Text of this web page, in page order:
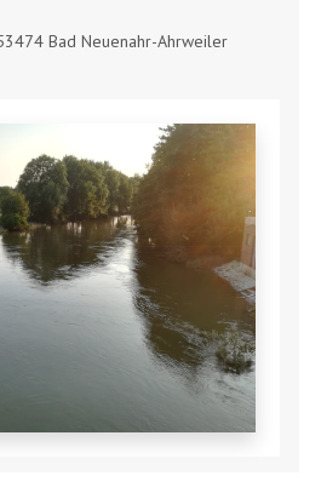
Bad Neuenahr-Ahrweiler